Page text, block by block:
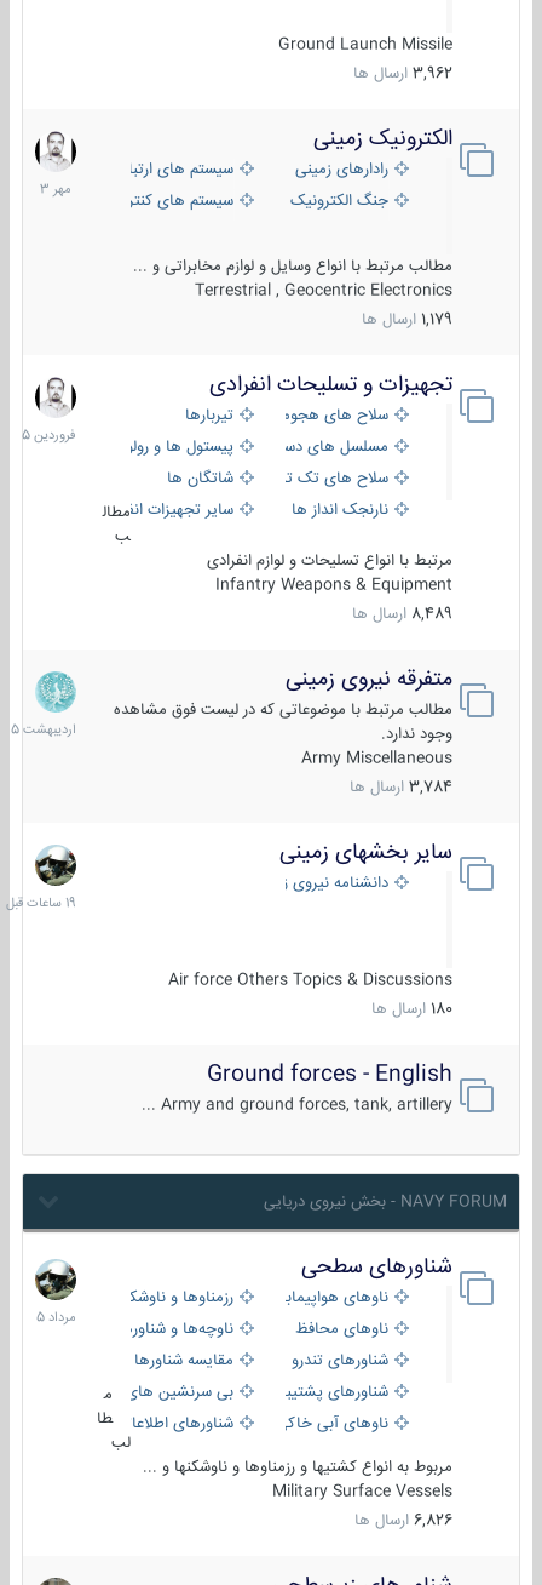
Ground Launch Missile
3,962 ارسال ها
الکترونیک زمینی
رادارهای زمینی
سیستم های ارتباطی و جمع آوری
جنگ الکترونیک
سیستم های کنترل آتش و تجهیزات
مطالب مرتبط با انواع وسایل و لوازم مخابراتی و ...
Terrestrial , Geocentric Electronics
1,179 ارسال ها
1
مهر
1403
تجهیزات و تسلیحات انفرادی
سلاح های هجومی
تیربارها
مسلسل های دستی
پیستول ها و رولورها
سلاح های تک تیر اندازیشاتگان ها
نارنجک انداز ها
سایر تجهیزات انفرادی
مطال
ب
مرتبط با انواع تسلیحات و لوازم انفرادی
Infantry Weapons & Equipment
8,489 ارسال ها
17
فروردین
1405
متفرقه نیروی زمینی
مطالب مرتبط با موضوعاتی که در لیست فوق مشاهده
وجود ندارد.
Army Miscellaneous
3,784 ارسال ها
27
1405
سایر بخشهای زمینی
دانشنامه نیروی زمینی
Air force Others Topics & Discussions
180 ارسال ها
19
ساعات
قبل
Ground forces - English
Army and ground forces, tank, artillery ...
NAVY FORUM - بخش نیروی دریایی
شناورهای سطحی
ناوهای هواپیمابر و بالگرد بررزمناوها و ناوشکن‌ها
ناوهای محافظ
ناوچه‌ها و شناورهای گشتی
شناورهای تندرو
مقایسه شناورها
شناورهای پشتیبانی
بی سرنشین های دریایی
ناوهای آبی خاکی و نیروبرشناورهای اطلاعاتی و جاسوسی
طا
لب
مربوط به انواع کشتیها و رزمناوها و ناوشکنها و ...
Military Surface Vessels
6,826 ارسال ها
2
مرداد
1405